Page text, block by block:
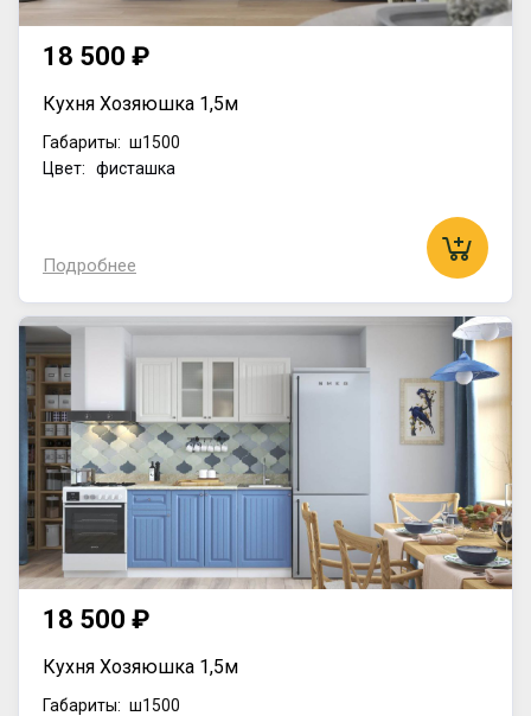
18 500 ₽
Кухня Хозяюшка 1,5м
Габариты: ш1500
Цвет: фисташка
Подробнее
18 500 ₽
Кухня Хозяюшка 1,5м
Габариты: ш1500